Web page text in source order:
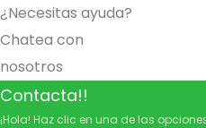
¿Necesitas ayuda?
Chatea con
nosotros
Contacta!!
¡Hola! Haz clic en una de las